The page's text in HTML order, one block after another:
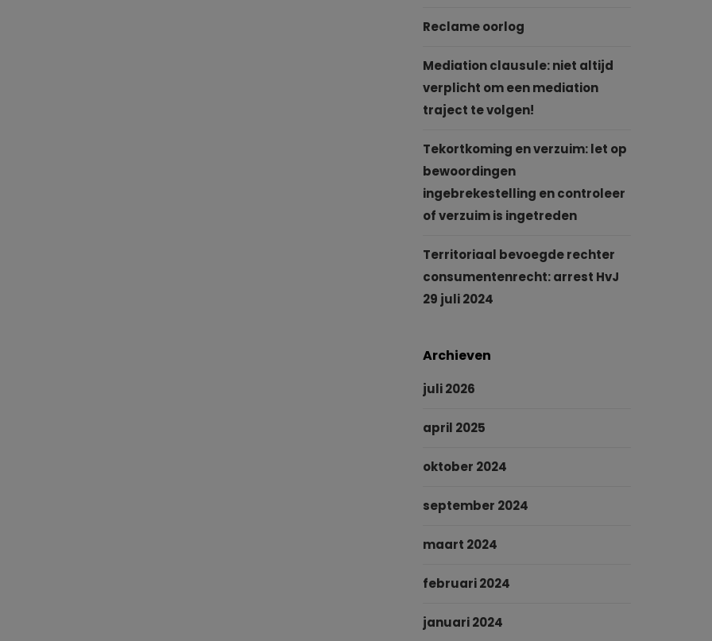
Reclame oorlog
Mediation clausule: niet altijd
verplicht om een mediation
traject te volgen!
Tekortkoming en verzuim: let op
bewoordingen
ingebrekestelling en controleer
of verzuim is ingetreden
Territoriaal bevoegde rechter
consumentenrecht: arrest HvJ
29 juli 2024
Archieven
juli 2026
april 2025
oktober 2024
september 2024
maart 2024
februari 2024
januari 2024